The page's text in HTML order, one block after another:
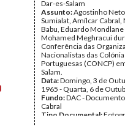
Dar-es-Salam
Assunto:Agostinho
Sumialat, Amílcar
Babu, Eduardo Mondlane
Mohamed Meghracui
Conferência das
Nacionalistas das
Portuguesas (CONCP)
Salam.
Data:Domingo, 3 de
1965 - Quarta, 6 de
Fundo:DAC -
Cabral
Tipo Documental: